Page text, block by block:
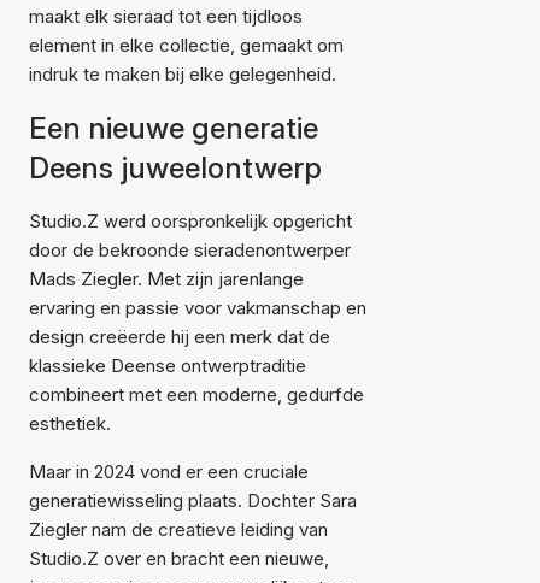
maakt elk sieraad tot een tijdloos
element in elke collectie, gemaakt om
indruk te maken bij elke gelegenheid.
Een nieuwe generatie
Deens juweelontwerp
Studio.Z werd oorspronkelijk opgericht
door de bekroonde sieradenontwerper
Mads Ziegler. Met zijn jarenlange
ervaring en passie voor vakmanschap en
design creëerde hij een merk dat de
klassieke Deense ontwerptraditie
combineert met een moderne, gedurfde
esthetiek.
Maar in 2024 vond er een cruciale
generatiewisseling plaats. Dochter Sara
Ziegler nam de creatieve leiding van
Studio.Z over en bracht een nieuwe,